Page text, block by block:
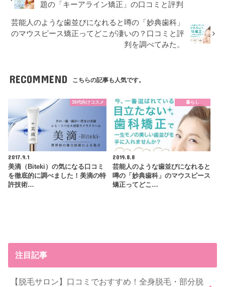
題の「キーアライン矯正」の口コミと評判
芸能人のような歯並びになれると噂の「妙典歯科」
のマウスピース矯正ってどこが凄いの？口コミと評
判を調べてみた。
RECOMMEND こちらの記事も人気です。
30代向けコスメ
2017.9.1
美滴（Biteki）の気になる口コミ
を徹底的に調べました！美滴の特
許技術…
暮らし
2019.8.8
芸能人のような歯並びになれると
噂の「妙典歯科」のマウスピース
矯正ってどこ…
注目記事
【脱毛サロン】口コミでおすすめ！全身脱毛・部分脱